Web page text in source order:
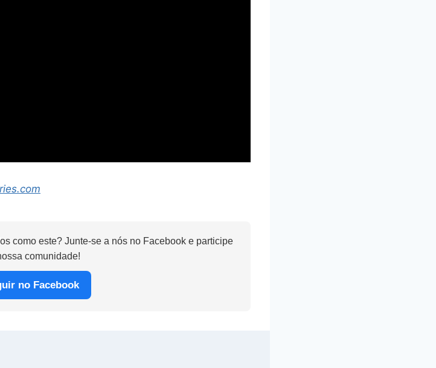
como este? Junte-se a nós no Facebook e participe
comunidade!
no Facebook